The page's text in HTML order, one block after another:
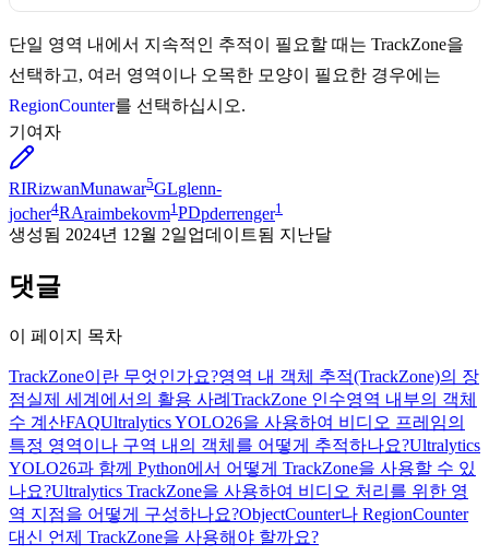
단일 영역 내에서 지속적인 추적이 필요할 때는 TrackZone을
선택하고, 여러 영역이나 오목한 모양이 필요한 경우에는
RegionCounter를 선택하십시오.
기여자
RIRizwanMunawar5GLglenn-
jocher4RAraimbekovm1 PDpderrenger1
생성됨 2024년 12월 2일업데이트됨 지난달
댓글
이 페이지 목차
TrackZone이란 무엇인가요?영역 내 객체 추적(TrackZone)의 장
점실제 세계에서의 활용 사례 TrackZone 인수영역 내부의 객체
수 계산FAQUltralytics YOLO26을 사용하여 비디오 프레임의
특정 영역이나 구역 내의 객체를 어떻게 추적하나요?Ultralytics
YOLO26과 함께 Python에서 어떻게 TrackZone을 사용할 수 있
나요?Ultralytics TrackZone을 사용하여 비디오 처리를 위한 영
역 지점을 어떻게 구성하나요?ObjectCounter나 RegionCounter
대신 언제 TrackZone을 사용해야 할까요?